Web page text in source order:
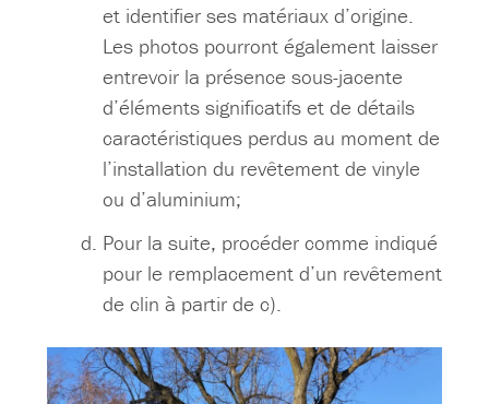
et identifier ses matériaux d’origine.
Les photos pourront également laisser
entrevoir la présence sous-jacente
d’éléments significatifs et de détails
caractéristiques perdus au moment de
l’installation du revêtement de vinyle
ou d’aluminium;
Pour la suite, procéder comme indiqué
pour le remplacement d’un revêtement
de clin à partir de c).